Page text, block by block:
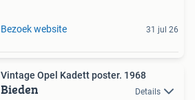
Bezoek website 31 jul 26
Vintage Opel Kadett poster. 1968
Bieden Details